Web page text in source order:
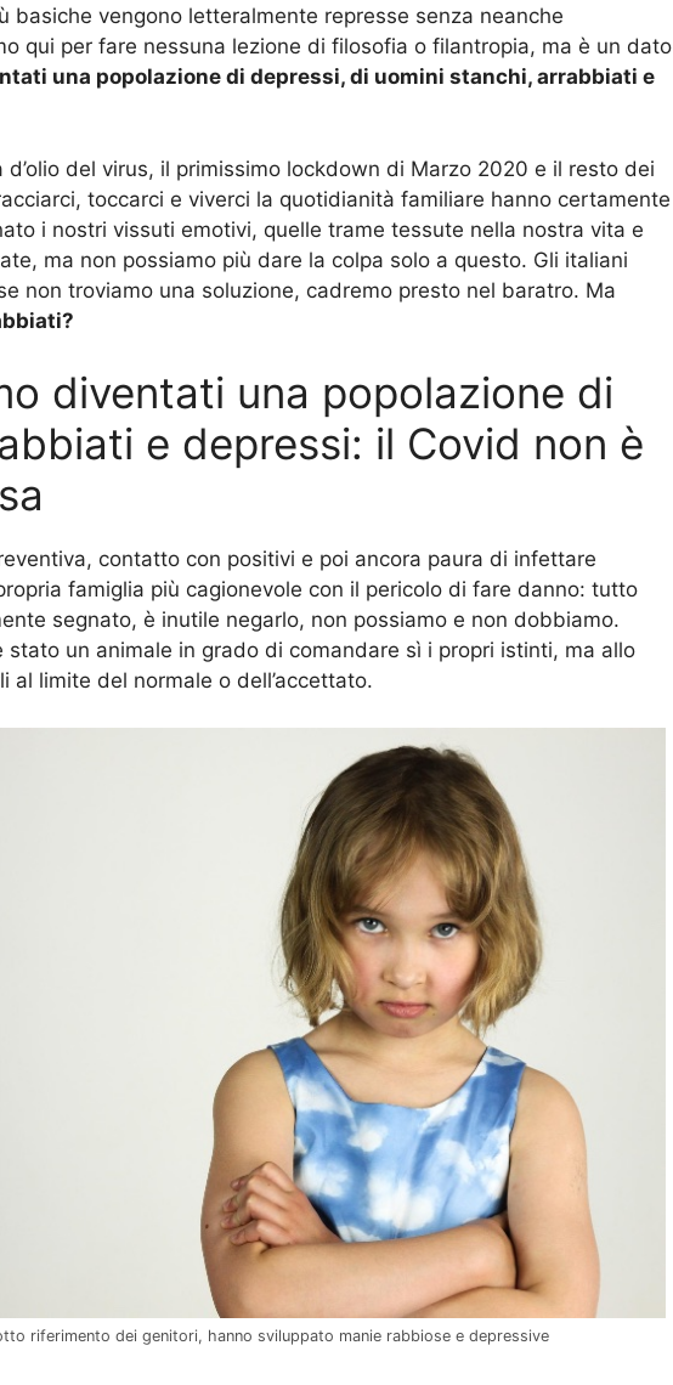
basiche vengono letteralmente represse senza neanche
qui per fare nessuna lezione di filosofia o filantropia, ma è un dato
una popolazione di depressi, di uomini stanchi, arrabbiati e
del virus, il primissimo lockdown di Marzo 2020 e il resto dei
toccarci e viverci la quotidianità familiare hanno certamente
i nostri vissuti emotivi, quelle trame tessute nella nostra vita e
ma non possiamo più dare la colpa solo a questo. Gli italiani
non troviamo una soluzione, cadremo presto nel baratro. Ma
diventati una popolazione di
e depressi: il Covid non è
contatto con positivi e poi ancora paura di infettare
famiglia più cagionevole con il pericolo di fare danno: tutto
segnato, è inutile negarlo, non possiamo e non dobbiamo.
stato un animale in grado di comandare sì i propri istinti, ma allo
al limite del normale o dell’accettato.
riferimento dei genitori, hanno sviluppato manie rabbiose e depressive